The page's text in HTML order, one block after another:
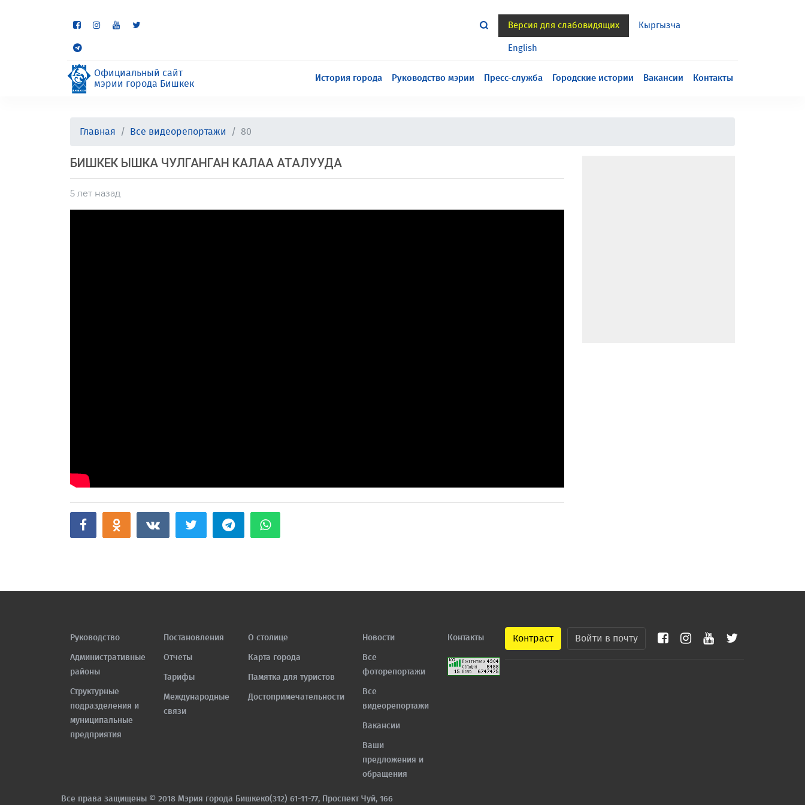
Версия для слабовидящих Кыргызча
English
Официальный сайт
мэрии города Бишкек
История города Руководство мэрии Пресс-служба Городские истории Вакансии Контакты
Главная Все видеорепортажи 80
БИШКЕК ЫШКА ЧУЛГАНГАН КАЛАА АТАЛУУДА
5 лет назад
Руководство
Административные
районы
Структурные
подразделения и
муниципальные
предприятия
Постановления
Отчеты
Тарифы
Международные
связи
О столице
Карта города
Памятка для туристов
Достопримечательности
Новости
Все
фоторепортажи
Все
видеорепортажи
Вакансии
Ваши
предложения и
обращения
Контакты Контраст Войти в почту
Все права защищены © 2018 Мэрия города Бишкек0(312) 61-11-77, Проспект Чуй, 166